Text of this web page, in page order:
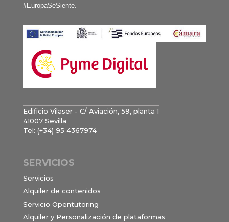
#EuropaSeSiente.
Edificio Vilaser - C/ Aviación, 59, planta 1
41007 Sevilla
Tel: (+34) 95 4367974
SERVICIOS
Servicios
Alquiler de contenidos
Servicio Opentutoring
Alquiler y Personalización de plataformas